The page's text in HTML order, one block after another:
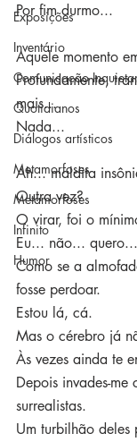
Exposições
Inventário
Comunicação
Quotidianos
Diálogos artísticos
Metamorfoses
Metamorfoses
Infinito
Humor
Por fim durmo...
Aquele momento
Profundamente,
mais...
Nada...
Ah... maldita
Outra vez?
O virar, foi o
Eu... não...
Como se a
fosse perdoar.
Estou lá, cá.
Mas o cérebro já
Às vezes ainda te
Depois invades-me
surrealistas.
Um turbilhão deles